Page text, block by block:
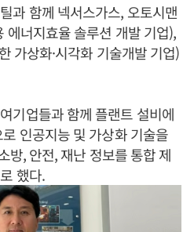
과 함께 넥서스가스, 오토시맨
에너지효율 솔루션 개발 기업),
가상화·시각화 기술개발 기업)
기업들과 함께 플랜트 설비에
인공지능 및 가상화 기술을
방, 안전, 재난 정보를 통합 제
했다.